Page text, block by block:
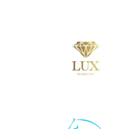
Afbeelding
Afbeelding